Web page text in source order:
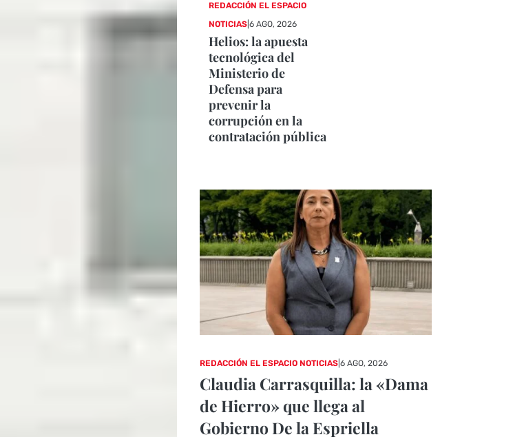
REDACCIÓN EL ESPACIO
NOTICIAS |6 AGO, 2026
Helios: la apuesta
tecnológica del
Ministerio de
Defensa para
prevenir la
corrupción en la
contratación pública
REDACCIÓN EL ESPACIO NOTICIAS| 6 AGO, 2026
Claudia Carrasquilla: la «Dama
de Hierro» que llega al
Gobierno De la Espriella